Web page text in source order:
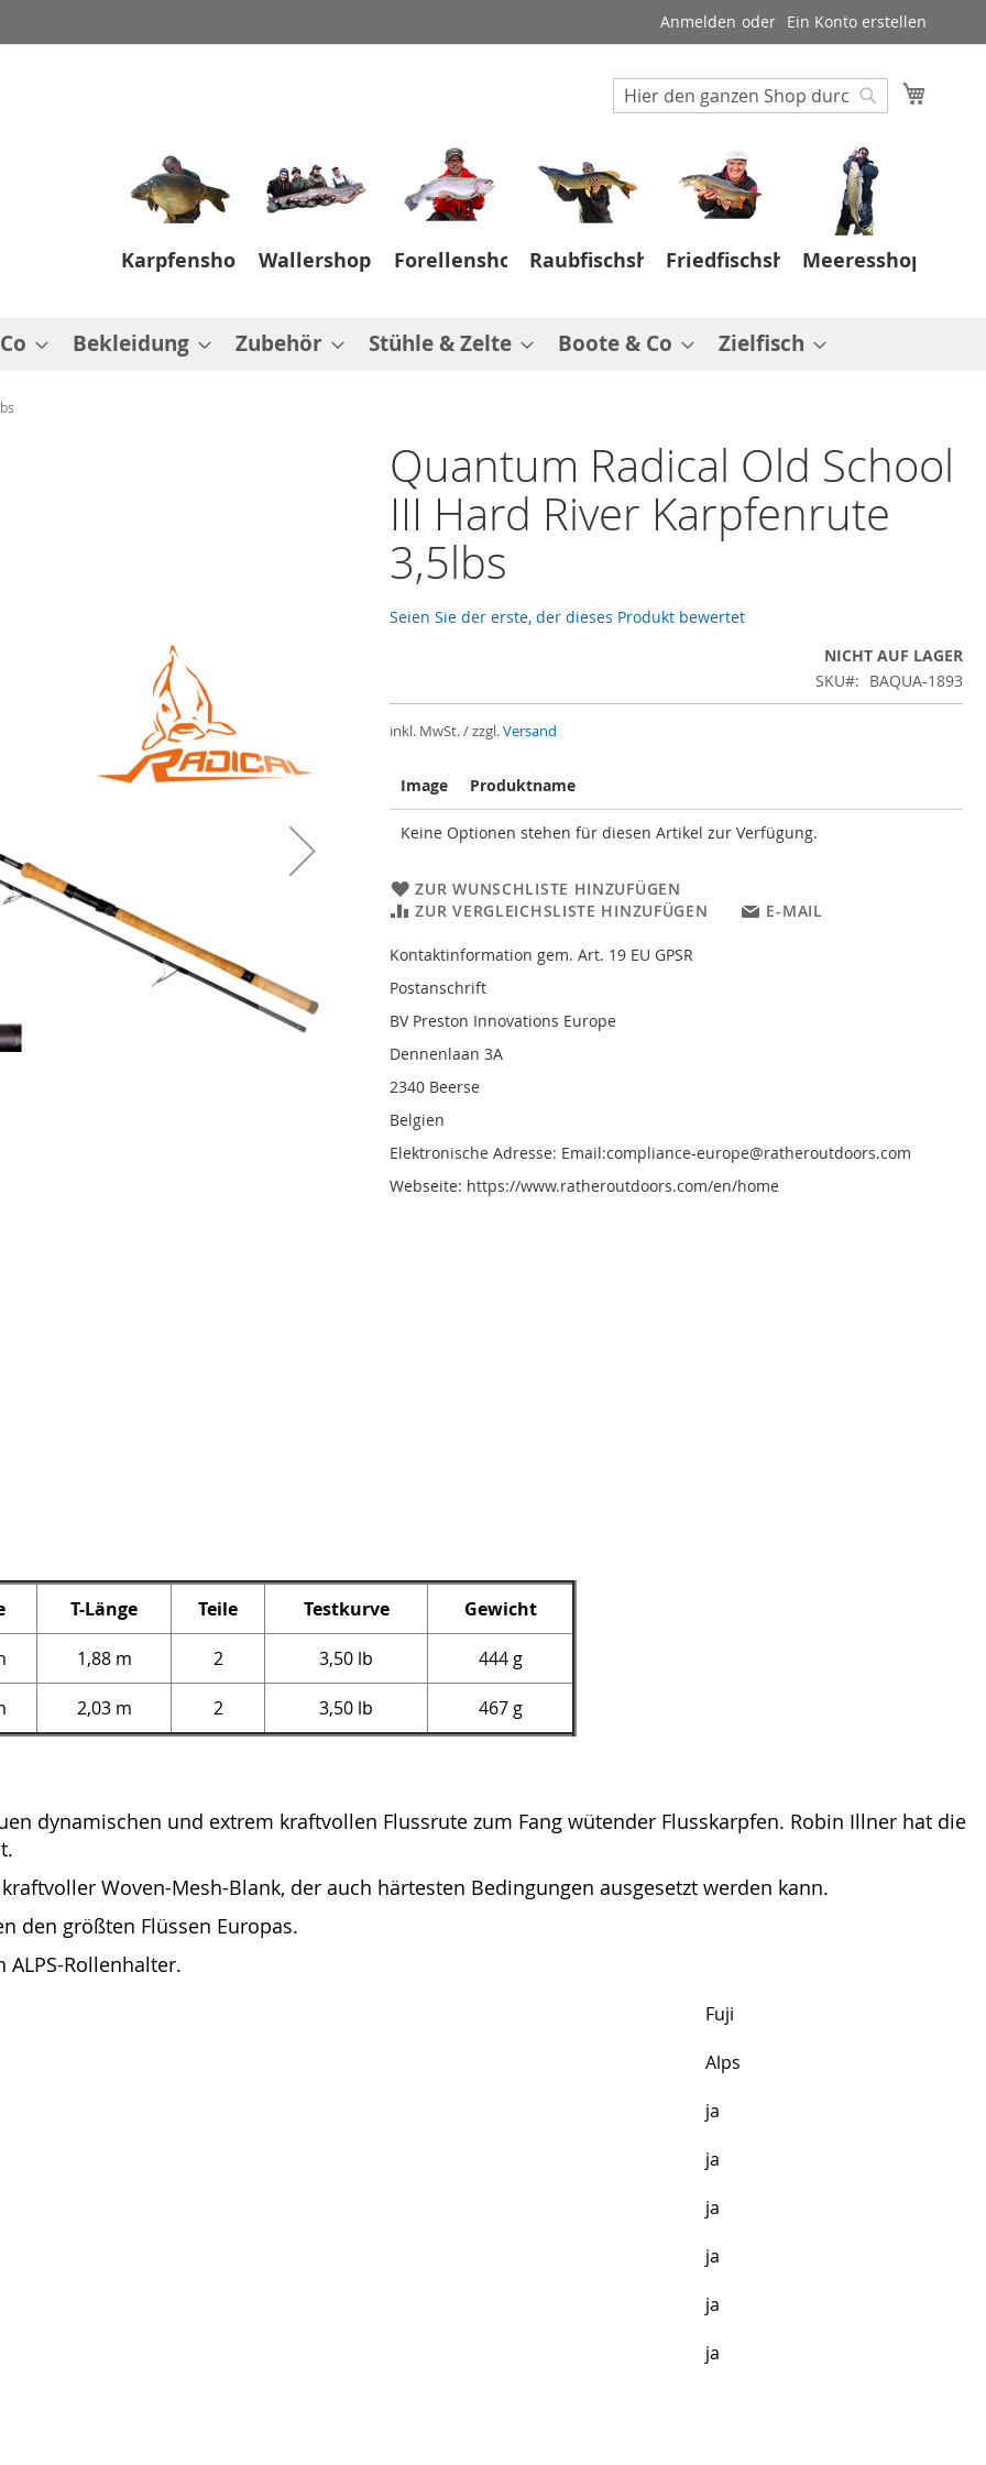
Anmelden Ein Konto erstellen
Suche
Suche
Karpfenshop Wallershop Forellenshop RaubfischshopFriedfischshopMeeresshop
Bekleidung Zubehör Stühle & Zelte Boote & Co Zielfisch
Quantum Radical Old School
III Hard River Karpfenrute
3,5lbs
Seien Sie der erste, der dieses Produkt bewertet
NICHT AUF LAGER
SKU
BAQUA-1893
inkl. MwSt. / zzgl.Versand
Produkte
Artikel
Image Produktname
Keine Optionen stehen für diesen Artikel zur Verfügung.
ZUR WUNSCHLISTE HINZUFÜGEN
ZUR VERGLEICHSLISTE HINZUFÜGEN
E-MAIL
Kontaktinformation gem. Art. 19 EU GPSR
Postanschrift
BV Preston Innovations Europe
Dennenlaan 3A
2340 Beerse
Belgien
Elektronische Adresse: Email:compliance-europe@ratheroutdoors.com
Webseite: https://www.ratheroutdoors.com/en/home
T-Länge Teile Testkurve Gewicht
1,88 m 2 3,50 lb 444 g
2,03 m 2 3,50 lb 467 g
dynamischen und extrem kraftvollen Flussrute zum Fang wütender Flusskarpfen. Robin Illner hat die
Woven-Mesh-Blank, der auch härtesten Bedingungen ausgesetzt werden kann.
den größten Flüssen Europas.
Rollenhalter.
Fuji
Alps
ja
ja
ja
ja
ja
ja